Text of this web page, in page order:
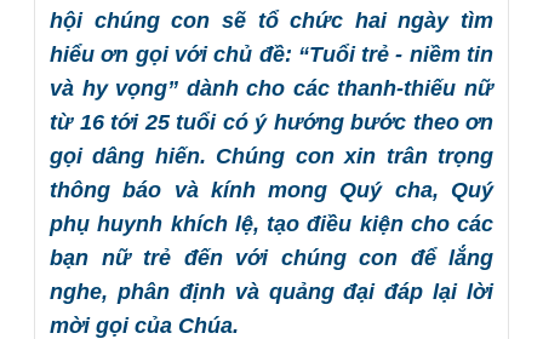
hội chúng con sẽ tổ chức hai ngày tìm
hiểu ơn gọi với chủ đề: “Tuổi trẻ - niềm tin
và hy vọng” dành cho các thanh-thiếu nữ
từ 16 tới 25 tuổi có ý hướng bước theo ơn
gọi dâng hiến. Chúng con xin trân trọng
thông báo và kính mong Quý cha, Quý
phụ huynh khích lệ, tạo điều kiện cho các
bạn nữ trẻ đến với chúng con để lắng
nghe, phân định và quảng đại đáp lại lời
mời gọi của Chúa.